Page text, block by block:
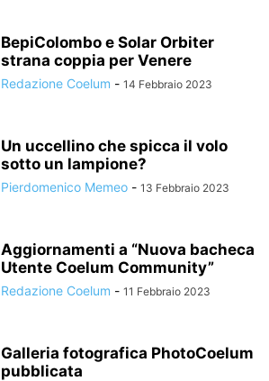
BepiColombo e Solar Orbiter
strana coppia per Venere
Redazione Coelum - 14 Febbraio 2023
Un uccellino che spicca il volo
sotto un lampione?
Pierdomenico Memeo - 13 Febbraio 2023
Aggiornamenti a “Nuova bacheca
Utente Coelum Community”
Redazione Coelum - 11 Febbraio 2023
Galleria fotografica PhotoCoelum
pubblicata